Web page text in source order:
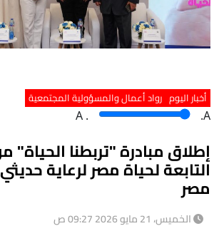
أخبار اليوم رواد أعمال والمسؤولية المجتمعية
A . .A
إطلاق مبادرة "تربطنا
التابعة لحياة مصر لرعاية
مصر
الخميس، 21 مايو 2026 09:27 ص